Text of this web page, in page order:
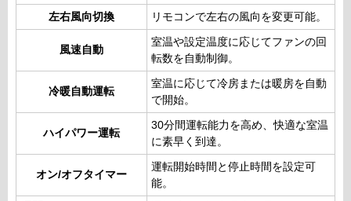
左右風向切換 リモコンで左右の風向を変更可能。
風速自動
室温や設定温度に応じてファンの回
転数を自動制御。
冷暖自動運転
室温に応じて冷房または暖房を自動
で開始。
ハイパワー運転
30分間運転能力を高め、快適な室温
に素早く到達。
オン/オフタイマー
運転開始時間と停止時間を設定可
能。